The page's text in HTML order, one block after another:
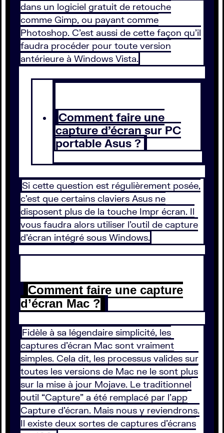
dans un logiciel gratuit de retouche
comme Gimp, ou payant comme
Photoshop. C’est aussi de cette façon qu’il
faudra procéder pour toute version
antérieure à Windows Vista.
Comment faire une
capture d’écran sur PC
portable Asus ?
Si cette question est régulièrement posée,
c’est que certains claviers Asus ne
disposent plus de la touche Impr écran. Il
vous faudra alors utiliser l’outil de capture
d’écran intégré sous Windows.
Comment faire une capture
d’écran Mac ?
Fidèle à sa légendaire simplicité, les
captures d’écran Mac sont vraiment
simples. Cela dit, les processus valides sur
toutes les versions de Mac ne le sont plus
sur la mise à jour Mojave. Le traditionnel
outil “Capture” a été remplacé par l’app
Capture d’écran. Mais nous y reviendrons.
Il existe deux sortes de captures d’écrans